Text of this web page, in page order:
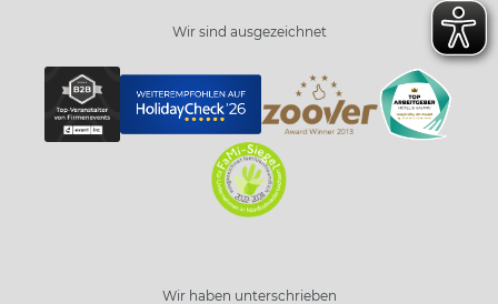
Wir sind ausgezeichnet
Wir haben unterschrieben